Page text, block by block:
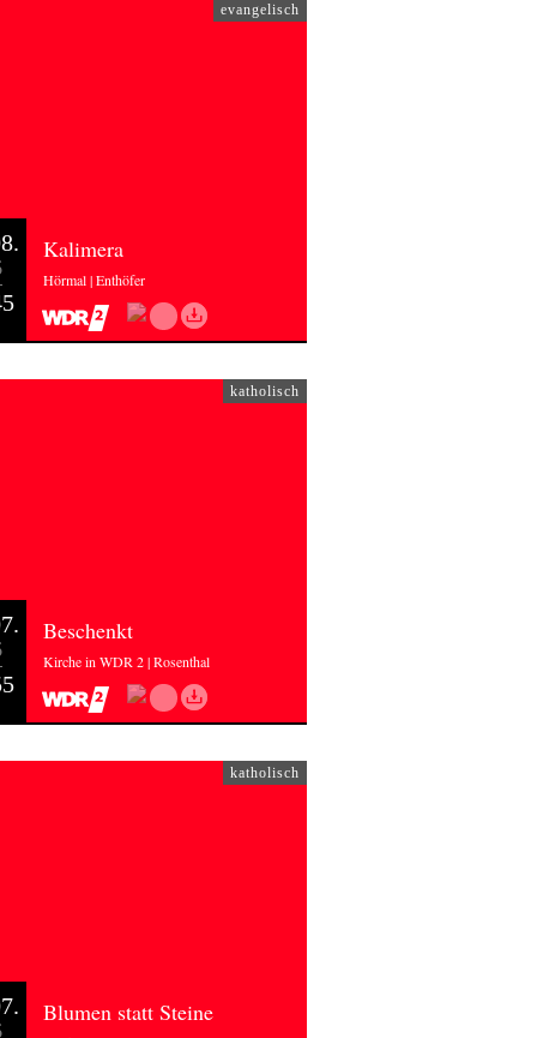
evangelisch
Kalimera
Hörmal | Enthöfer
katholisch
Beschenkt
Kirche in WDR 2 | Rosenthal
katholisch
Blumen statt Steine